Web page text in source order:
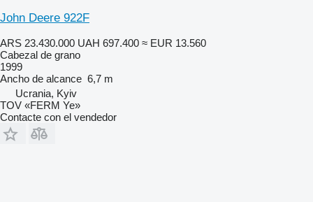
John Deere 922F
ARS 23.430.000 UAH 697.400 ≈ EUR 13.560
Cabezal de grano
1999
Ancho de alcance 6,7 m
Ucrania, Kyiv
TOV «FERM Ye»
Contacte con el vendedor